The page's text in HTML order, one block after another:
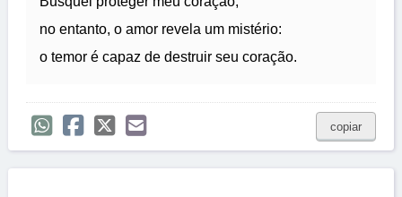
no entanto, o amor revela um mistério:
o temor é capaz de destruir seu coração.
copiar